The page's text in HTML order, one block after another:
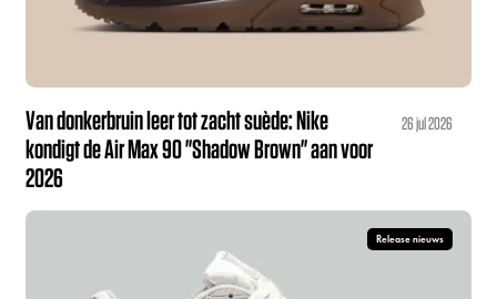
Van donkerbruin leer tot zacht suède: Nike
kondigt de Air Max 90 "Shadow Brown" aan voor
2026
26 jul 2026
Release nieuws